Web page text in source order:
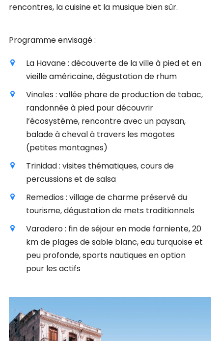
rencontres, la cuisine et la musique bien sûr.
Programme envisagé :
La Havane : découverte de la ville à pied et en
vieille américaine, dégustation de rhum
Vinales : vallée phare de production de tabac,
randonnée à pied pour découvrir
l’écosystème, rencontre avec un paysan,
balade à cheval à travers les mogotes
(petites montagnes)
Trinidad : visites thématiques, cours de
percussions et de salsa
Remedios : village de charme préservé du
tourisme, dégustation de mets traditionnels
Varadero : fin de séjour en mode farniente, 20
km de plages de sable blanc, eau turquoise et
peu profonde, sports nautiques en option
pour les actifs